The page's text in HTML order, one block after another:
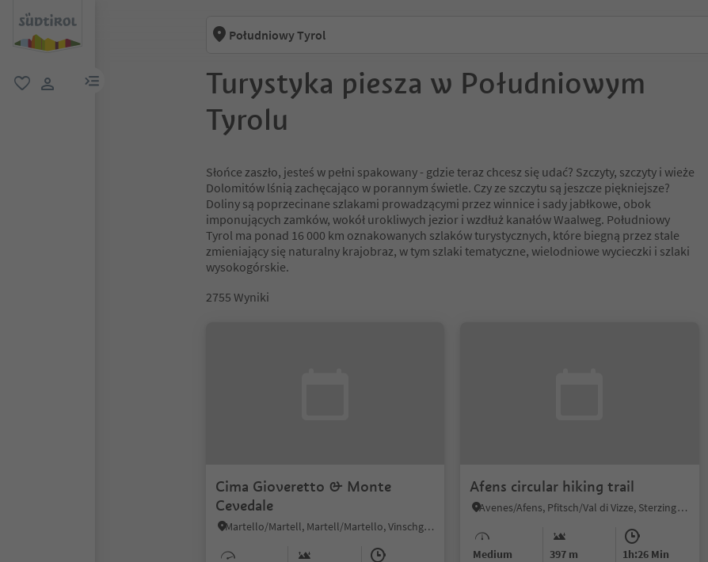
link menu
Południowy Tyrol
Turystyka piesza w Południowym
Tyrolu
Słońce zaszło, jesteś w pełni spakowany - gdzie teraz chcesz się udać? Szczyty, szczyty i wieże
Dolomitów lśnią zachęcająco w porannym świetle. Czy ze szczytu są jeszcze piękniejsze?
Doliny są poprzecinane szlakami prowadzącymi przez winnice i sady jabłkowe, obok
imponujących zamków, wokół urokliwych jezior i wzdłuż kanałów Waalweg. Południowy
Tyrol ma ponad 16 000 km oznakowanych szlaków turystycznych, które biegną przez stale
zmieniający się naturalny krajobraz, w tym szlaki tematyczne, wielodniowe wycieczki i szlaki
wysokogórskie.
2755 Wyniki
Cima Gioveretto & Monte
Cevedale
Martello/Martell, Martell/Martello, Vinschgau/Val Venosta
Afens circular hiking trail
Avenes/Afens, Pfitsch/Val di Vizze, Sterzing/Vipiteno and environs
Medium 397 m 1h:26 Min